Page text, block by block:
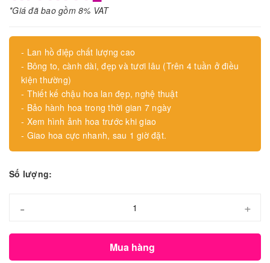
*Giá đã bao gồm 8% VAT
- Lan hồ điệp chất lượng cao
- Bông to, cành dài, đẹp và tươi lâu (Trên 4 tuần ở điều
kiện thường)
- Thiết kế chậu hoa lan đẹp, nghệ thuật
- Bảo hành hoa trong thời gian 7 ngày
- Xem hình ảnh hoa trước khi giao
- Giao hoa cực nhanh, sau 1 giờ đặt.
Số lượng:
- +
Mua hàng